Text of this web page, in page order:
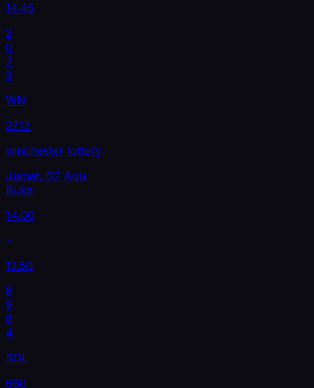
14.45
2
0
7
3
WN
2717
winchester lottery
Jumat, 07 Agu
Buka
14.00
13.50
8
9
8
4
SDL
660